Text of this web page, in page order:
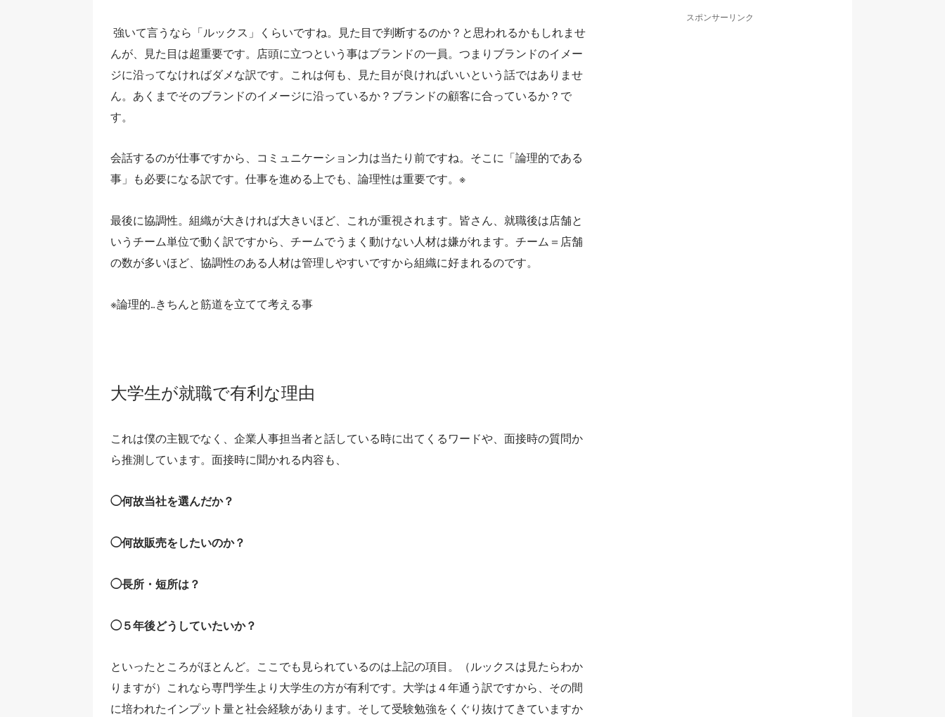
強いて言うなら「ルックス」くらいですね。見た目で判断するのか？と思われるかもしれませ
んが、見た目は超重要です。店頭に立つという事はブランドの一員。つまりブランドのイメー
ジに沿ってなければダメな訳です。これは何も、見た目が良ければいいという話ではありませ
ん。あくまでそのブランドのイメージに沿っているか？ブランドの顧客に合っているか？で
す。
会話するのが仕事ですから、コミュニケーション力は当たり前ですね。そこに「論理的である
事」も必要になる訳です。仕事を進める上でも、論理性は重要です。※
最後に協調性。組織が大きければ大きいほど、これが重視されます。皆さん、就職後は店舗と
いうチーム単位で動く訳ですから、チームでうまく動けない人材は嫌がれます。チーム＝店舗
の数が多いほど、協調性のある人材は管理しやすいですから組織に好まれるのです。
※論理的…きちんと筋道を立てて考える事
大学生が就職で有利な理由
これは僕の主観でなく、企業人事担当者と話している時に出てくるワードや、面接時の質問か
ら推測しています。面接時に聞かれる内容も、
◯何故当社を選んだか？
◯何故販売をしたいのか？
◯長所・短所は？
◯５年後どうしていたいか？
といったところがほとんど。ここでも見られているのは上記の項目。（ルックスは見たらわか
りますが）これなら専門学生より大学生の方が有利です。大学は４年通う訳ですから、その間
に培われたインプット量と社会経験があります。そして受験勉強をくぐり抜けてきていますか
スポンサーリンク